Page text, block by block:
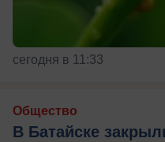
сегодня в 11:33
Общество
В Батайске